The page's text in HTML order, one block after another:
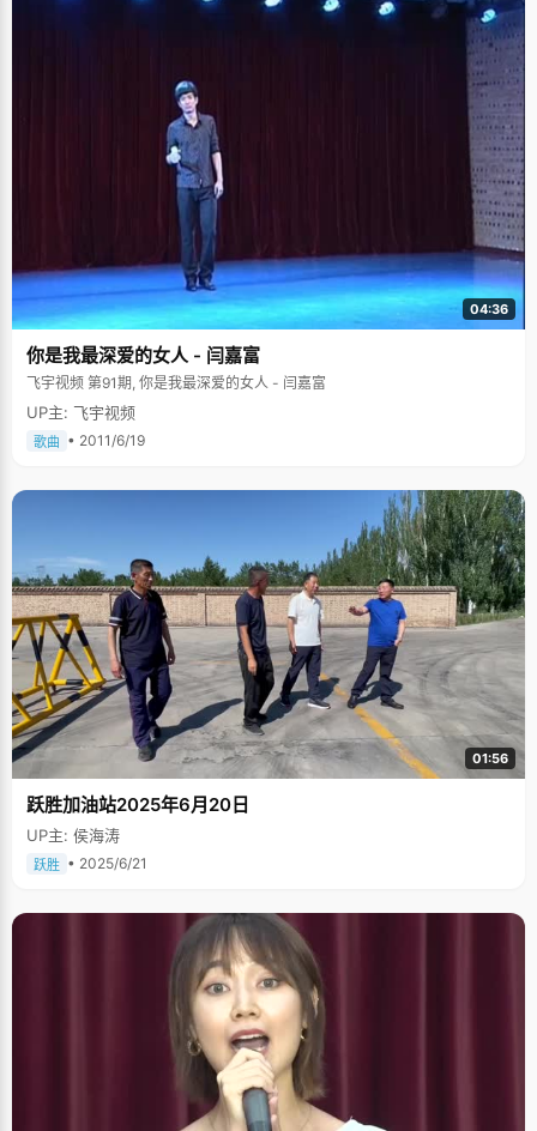
04:36
你是我最深爱的女人 - 闫嘉富
飞宇视频 第91期, 你是我最深爱的女人 - 闫嘉富
UP主: 飞宇视频
歌曲 • 2011/6/19
01:56
跃胜加油站2025年6月20日
UP主: 侯海涛
跃胜 • 2025/6/21